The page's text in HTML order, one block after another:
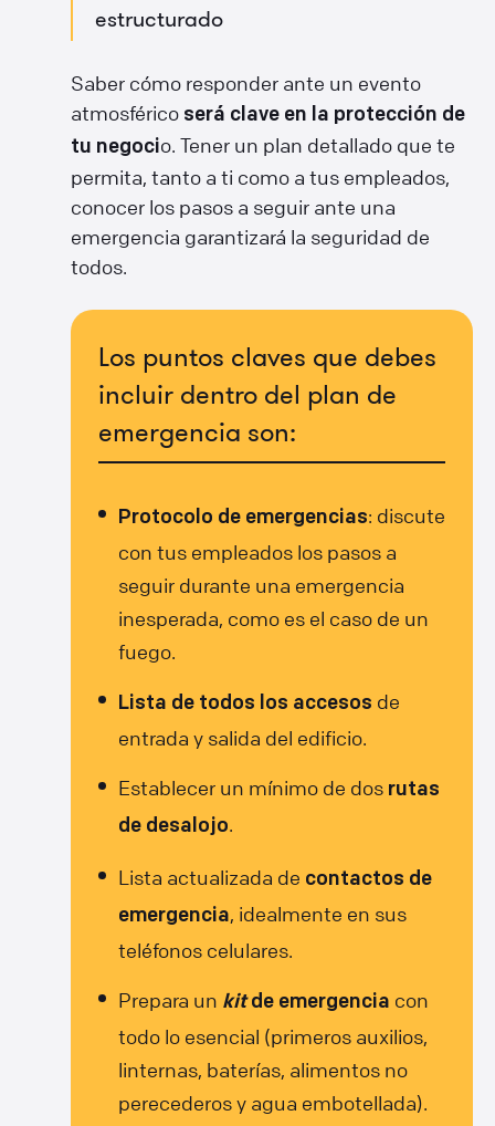
estructurado
Saber cómo responder ante un evento
atmosférico será clave en la protección de
tu negocio. Tener un plan detallado que te
permita, tanto a ti como a tus empleados,
conocer los pasos a seguir ante una
emergencia garantizará la seguridad de
todos.
Los puntos claves que debes
incluir dentro del plan de
emergencia son:
Protocolo de emergencias: discute
con tus empleados los pasos a
seguir durante una emergencia
inesperada, como es el caso de un
fuego.
Lista de todos los accesos de
entrada y salida del edificio.
Establecer un mínimo de dos rutas
de desalojo.
Lista actualizada de contactos de
emergencia, idealmente en sus
teléfonos celulares.
Prepara un kitde emergencia con
todo lo esencial (primeros auxilios,
linternas, baterías, alimentos no
perecederos y agua embotellada).